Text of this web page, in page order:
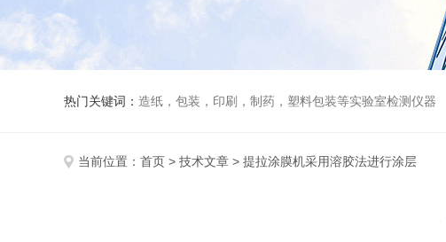
热门关键词： 造纸，包装，印刷，制药，塑料包装等实验室检测仪器
当前位置： 首页 > 技术文章 > 提拉涂膜机采用溶胶法进行涂层